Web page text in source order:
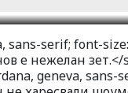
sans-serif; font-
е нежелан зет.</
geneva, sans-